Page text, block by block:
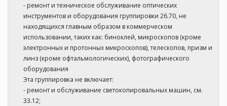
- ремонт и техническое обслуживание оптических
инструментов и оборудования группировки 26.70, не
находящихся главным образом в коммерческом
использовании, таких как: биноклей, микроскопов (кроме
электронных и протонных микроскопов), телескопов, призм и
линз (кроме офтальмологических), фотографического
оборудования
Эта группировка не включает:
- ремонт и обслуживание светокопировальных машин, см.
33.12;